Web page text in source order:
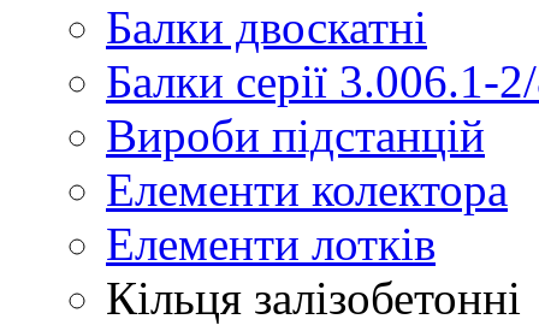
Балки двоскатні
Балки серії 3.006.1-
Вироби підстанцій
Елементи колектора
Елементи лотків
Кільця залізобетонні